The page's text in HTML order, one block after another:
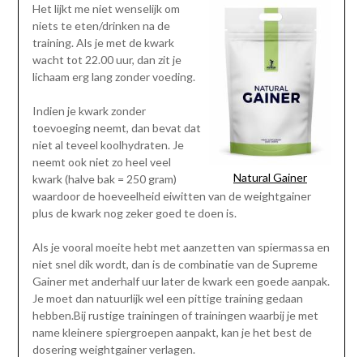
Natural Gainer
Het lijkt me niet wenselijk om
niets te eten/drinken na de
training. Als je met de kwark
wacht tot 22.00 uur, dan zit je
lichaam erg lang zonder voeding.
Indien je kwark zonder
toevoeging neemt, dan bevat dat
niet al teveel koolhydraten. Je
neemt ook niet zo heel veel
kwark (halve bak = 250 gram)
waardoor de hoeveelheid eiwitten van de weightgainer
plus de kwark nog zeker goed te doen is.
Als je vooral moeite hebt met aanzetten van spiermassa en
niet snel dik wordt, dan is de combinatie van de Supreme
Gainer met anderhalf uur later de kwark een goede aanpak.
Je moet dan natuurlijk wel een pittige training gedaan
hebben.Bij rustige trainingen of trainingen waarbij je met
name kleinere spiergroepen aanpakt, kan je het best de
dosering weightgainer verlagen.